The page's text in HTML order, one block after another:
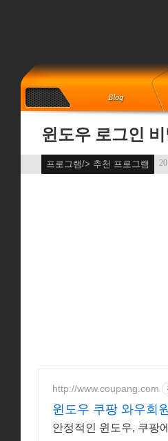
윈도우 로그인
프로그램/> 추천 프로그램
http://www.coupang.com
윈도우 쿠팡 와우회
안정적인 윈도우, 쿠팡